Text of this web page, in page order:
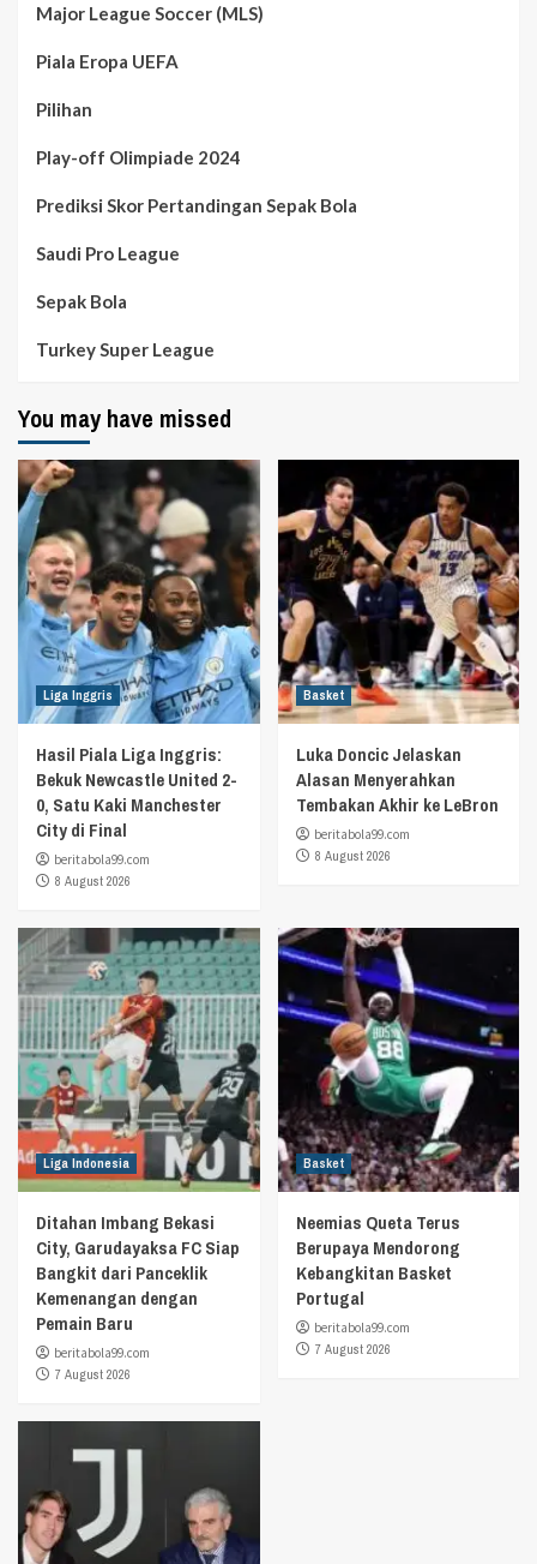
Major League Soccer (MLS)
Piala Eropa UEFA
Pilihan
Play-off Olimpiade 2024
Prediksi Skor Pertandingan Sepak Bola
Saudi Pro League
Sepak Bola
Turkey Super League
You may have missed
Liga Inggris
Hasil Piala Liga Inggris:
Bekuk Newcastle United 2-
0, Satu Kaki Manchester
City di Final
beritabola99.com
8 August 2026
Basket
Luka Doncic Jelaskan
Alasan Menyerahkan
Tembakan Akhir ke LeBron
beritabola99.com
8 August 2026
Liga Indonesia
Ditahan Imbang Bekasi
City, Garudayaksa FC Siap
Bangkit dari Panceklik
Kemenangan dengan
Pemain Baru
beritabola99.com
7 August 2026
Basket
Neemias Queta Terus
Berupaya Mendorong
Kebangkitan Basket
Portugal
beritabola99.com
7 August 2026